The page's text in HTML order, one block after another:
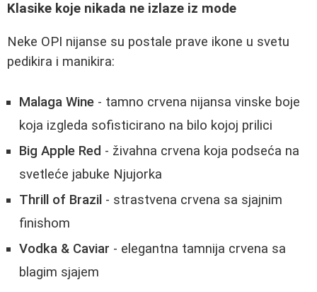
Klasike koje nikada ne izlaze iz mode
Neke OPI nijanse su postale prave ikone u svetu
pedikira i manikira:
Malaga Wine - tamno crvena nijansa vinske boje
koja izgleda sofisticirano na bilo kojoj prilici
Big Apple Red - živahna crvena koja podseća na
svetleće jabuke Njujorka
Thrill of Brazil - strastvena crvena sa sjajnim
finishom
Vodka & Caviar - elegantna tamnija crvena sa
blagim sjajem